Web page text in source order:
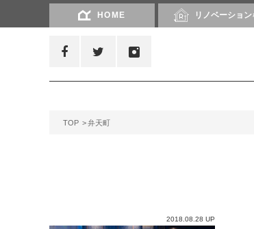
HOME リノベーション
TOP 弁天町
2018.08.28 UP